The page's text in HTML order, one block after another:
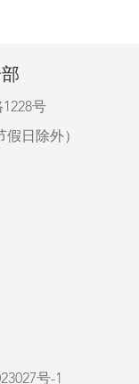
号
假日除外）
号-1